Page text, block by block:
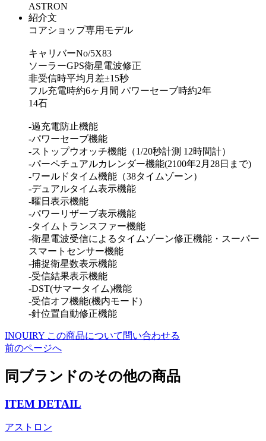
ASTRON
紹介文
コアショップ専用モデル
キャリバーNo/5X83
ソーラーGPS衛星電波修正
非受信時平均月差±15秒
フル充電時約6ヶ月間 パワーセーブ時約2年
14石
-過充電防止機能
-パワーセーブ機能
-ストップウオッチ機能（1/20秒計測 12時間計）
-パーペチュアルカレンダー機能(2100年2月28日まで)
-ワールドタイム機能（38タイムゾーン）
-デュアルタイム表示機能
-曜日表示機能
-パワーリザーブ表示機能
-タイムトランスファー機能
-衛星電波受信によるタイムゾーン修正機能・スーパー
スマートセンサー機能
-捕捉衛星数表示機能
-受信結果表示機能
-DST(サマータイム)機能
-受信オフ機能(機内モード)
-針位置自動修正機能
INQUIRY この商品について問い合わせる
前のページへ
同ブランドのその他の商品
ITEM DETAIL
アストロン